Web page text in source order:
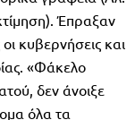
Έπραξαν
κυβερνήσεις και
«Φάκελο
δεν άνοιξε
όλα τα